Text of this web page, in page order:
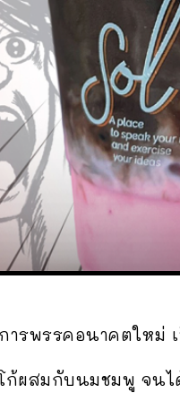
ารพรรคอนาคตใหม่
ก้ผสมกับนมชมพู จน